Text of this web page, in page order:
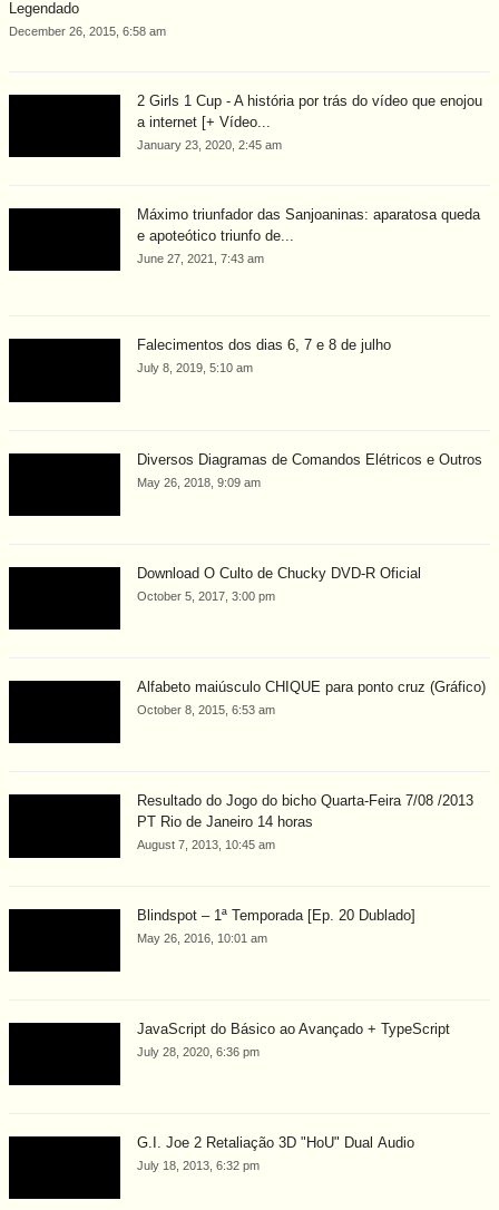
Legendado
December 26, 2015, 6:58 am
2 Girls 1 Cup - A história por trás do vídeo que enojou
a internet [+ Vídeo...
January 23, 2020, 2:45 am
Máximo triunfador das Sanjoaninas: aparatosa queda
e apoteótico triunfo de...
June 27, 2021, 7:43 am
Falecimentos dos dias 6, 7 e 8 de julho
July 8, 2019, 5:10 am
Diversos Diagramas de Comandos Elétricos e Outros
May 26, 2018, 9:09 am
Download O Culto de Chucky DVD-R Oficial
October 5, 2017, 3:00 pm
Alfabeto maiúsculo CHIQUE para ponto cruz (Gráfico)
October 8, 2015, 6:53 am
Resultado do Jogo do bicho Quarta-Feira 7/08 /2013
PT Rio de Janeiro 14 horas
August 7, 2013, 10:45 am
Blindspot – 1ª Temporada [Ep. 20 Dublado]
May 26, 2016, 10:01 am
JavaScript do Básico ao Avançado + TypeScript
July 28, 2020, 6:36 pm
G.I. Joe 2 Retaliação 3D "HoU" Dual Áudio
July 18, 2013, 6:32 pm